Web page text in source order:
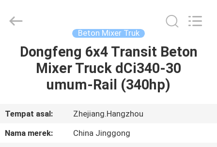
RUMAH
PRODUK
TENTANG
KAMI
PURPOSE
VEHICLE
Beton Mixer Truk
Dongfeng 6x4 Transit Beton
Mixer Truck dCi340-30
umum-Rail (340hp)
Tempat asal:
Zhejiang.Hangzhou
Nama merek:
China Jinggong